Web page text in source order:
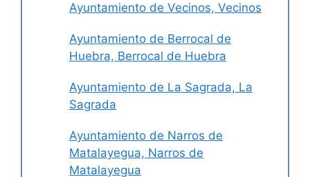
Ayuntamiento de Vecinos, Vecinos
Ayuntamiento de Berrocal de
Huebra, Berrocal de Huebra
Ayuntamiento de La Sagrada, La
Sagrada
Ayuntamiento de Narros de
Matalayegua, Narros de
Matalayegua